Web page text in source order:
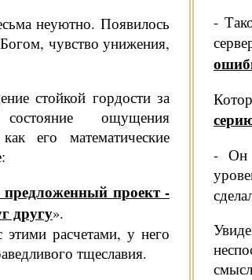
неуютно. Появилось
чувство унижения,
стойкой гордости за
ощущения
его математические
проект -
другу».
этими расчета­ми, у него
тщеславия.
-
- Он